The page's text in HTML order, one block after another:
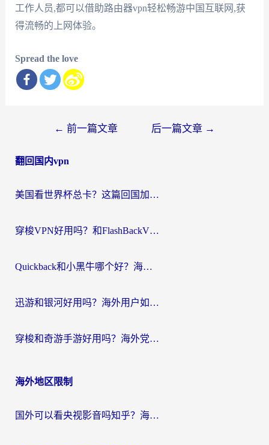
工作人员,都可以借助路由器vpn轻松畅游中国互联网,获
得流畅的上网体验。
Spread the love
导
← 前一篇文章 后一篇文章 →
翻回国内vpn
美国看世界杯总卡？这篇回国加速器指南帮你无缝刷国内资源（附苹果手机VPN设置步骤）
穿梭VPN好用吗？和FlashBackVPN对比哪个回国效果更好？
Quickback和小黑牛哪个好？海外党亲测指南，选对回国加速器秒回国内
迅游和银河好用吗？海外用户如何选择回国加速器实现无缝访问国内资源
穿梭和奇游手游好用吗？海外党亲测3款回国加速器，附蜜蜂加速器七天试用攻略
海外地区限制
国外可以看央视影音吗知乎？海外党亲测有效的回国加速方案